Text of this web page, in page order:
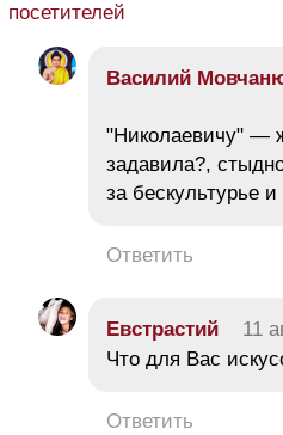
посетителей
Василий
"Николаевичу" —
задавила?,
за бескультурье
Ответить
Евстрастий 11
Что для Вас
Ответить